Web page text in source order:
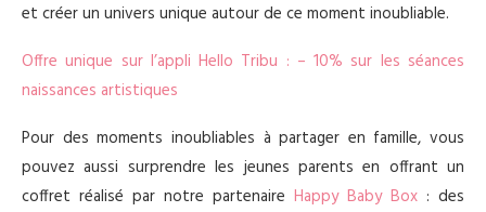
et créer un univers unique autour de ce moment inoubliable.
Offre unique sur l’appli Hello Tribu : – 10% sur les séances
naissances artistiques
Pour des moments inoubliables à partager en famille, vous
pouvez aussi surprendre les jeunes parents en offrant un
coffret réalisé par notre partenaire Happy Baby Box : des